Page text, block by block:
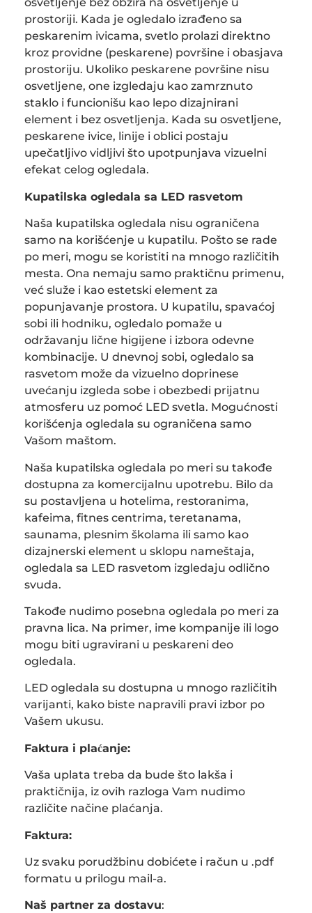
osvetljenje bez obzira na osvetljenje u
prostoriji. Kada je ogledalo izrađeno sa
peskarenim ivicama, svetlo prolazi direktno
kroz providne (peskarene) površine i obasjava
prostoriju. Ukoliko peskarene površine nisu
osvetljene, one izgledaju kao zamrznuto
staklo i funcionišu kao lepo dizajnirani
element i bez osvetljenja. Kada su osvetljene,
peskarene ivice, linije i oblici postaju
upečatljivo vidljivi što upotpunjava vizuelni
efekat celog ogledala.
Kupatilska ogledala sa LED rasvetom
Naša kupatilska ogledala nisu ograničena
samo na korišćenje u kupatilu. Pošto se rade
po meri, mogu se koristiti na mnogo različitih
mesta. Ona nemaju samo praktičnu primenu,
već služe i kao estetski element za
popunjavanje prostora. U kupatilu, spavaćoj
sobi ili hodniku, ogledalo pomaže u
održavanju lične higijene i izbora odevne
kombinacije. U dnevnoj sobi, ogledalo sa
rasvetom može da vizuelno doprinese
uvećanju izgleda sobe i obezbedi prijatnu
atmosferu uz pomoć LED svetla. Mogućnosti
korišćenja ogledala su ograničena samo
Vašom maštom.
Naša kupatilska ogledala po meri su takođe
dostupna za komercijalnu upotrebu. Bilo da
su postavljena u hotelima, restoranima,
kafeima, fitnes centrima, teretanama,
saunama, plesnim školama ili samo kao
dizajnerski element u sklopu nameštaja,
ogledala sa LED rasvetom izgledaju odlično
svuda.
Takođe nudimo posebna ogledala po meri za
pravna lica. Na primer, ime kompanije ili logo
mogu biti ugravirani u peskareni deo
ogledala.
LED ogledala su dostupna u mnogo različitih
varijanti, kako biste napravili pravi izbor po
Vašem ukusu.
Faktura i plaćanje:
Vaša uplata treba da bude što lakša i
praktičnija, iz ovih razloga Vam nudimo
različite načine plaćanja.
Faktura:
Uz svaku porudžbinu dobićete i račun u .pdf
formatu u prilogu mail-a.
Naš partner za dostavu: